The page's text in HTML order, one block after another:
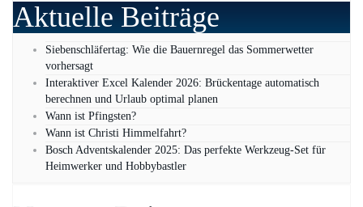
Aktuelle Beiträge
Siebenschläfertag: Wie die Bauernregel das Sommerwetter
vorhersagt
Interaktiver Excel Kalender 2026: Brückentage automatisch
berechnen und Urlaub optimal planen
Wann ist Pfingsten?
Wann ist Christi Himmelfahrt?
Bosch Adventskalender 2025: Das perfekte Werkzeug-Set für
Heimwerker und Hobbybastler